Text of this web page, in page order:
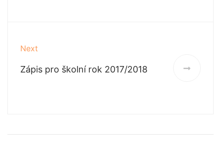
Next
Zápis pro školní rok 2017/2018